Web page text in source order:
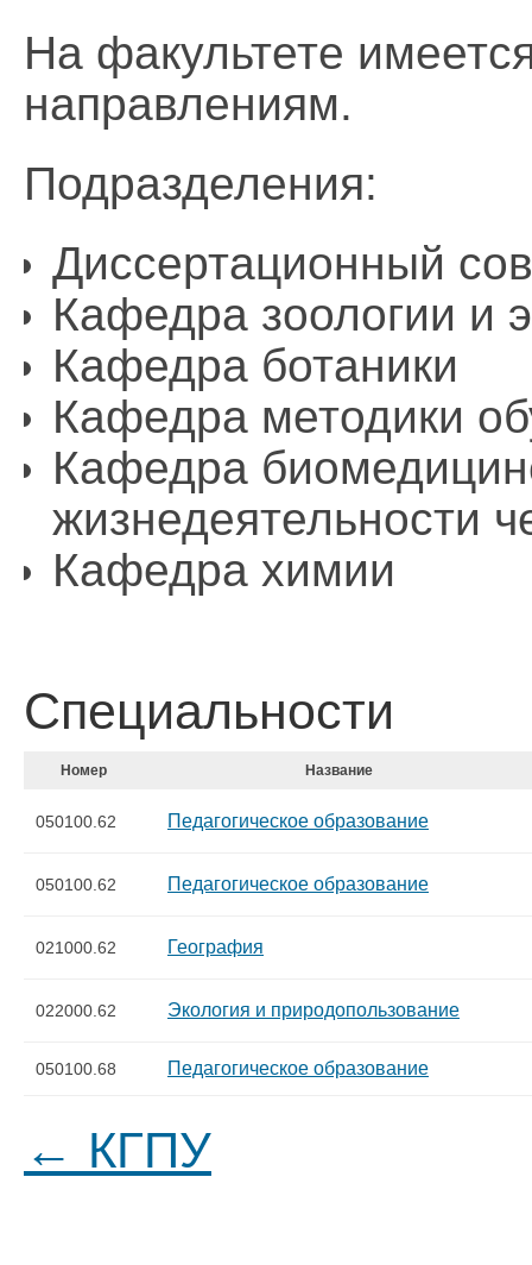
На факультете
направлениям.
Подразделения:
Диссертационный
Кафедра зоологии и
Кафедра ботаники
Кафедра методики
Кафедра
жизнедеятельности
Кафедра химии
Специальности
Номер Название
050100.62 Педагогическое образование
050100.62 Педагогическое образование
021000.62 География
022000.62 Экология и природопользование
050100.68 Педагогическое образование
← КГПУ